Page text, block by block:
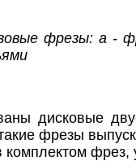
фрезы: а -
дисковые
фрезы